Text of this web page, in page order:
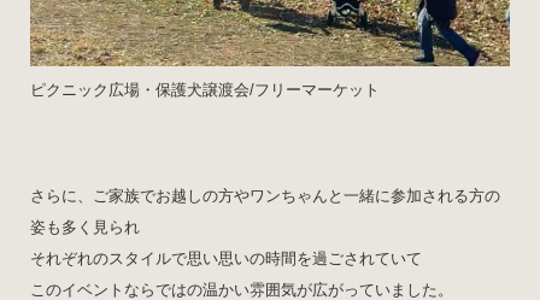
ピクニック広場・保護犬譲渡会/フリーマーケット
さらに、ご家族でお越しの方やワンちゃんと一緒に参加される方の
姿も多く見られ
それぞれのスタイルで思い思いの時間を過ごされていて
このイベントならではの温かい雰囲気が広がっていました。